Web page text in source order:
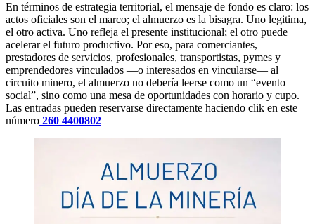
En términos de estrategia territorial, el mensaje de fondo es claro: los
actos oficiales son el marco; el almuerzo es la bisagra. Uno legitima,
el otro activa. Uno refleja el presente institucional; el otro puede
acelerar el futuro productivo. Por eso, para comerciantes,
prestadores de servicios, profesionales, transportistas, pymes y
emprendedores vinculados —o interesados en vincularse— al
circuito minero, el almuerzo no debería leerse como un “evento
social”, sino como una mesa de oportunidades con horario y cupo.
Las entradas pueden reservarse directamente haciendo clik en este
número 260 4400802